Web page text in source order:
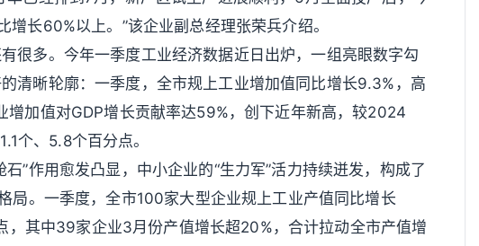
长60%以上。”该企业副总经理张荣兵介绍。
很多。今年一季度工业经济数据近日出炉，一组亮眼数字勾
清晰轮廓：一季度，全市规上工业增加值同比增长9.3%，高
增加值对GDP增长贡献率达59%，创下近年新高，较2024
个、5.8个百分点。
”作用愈发凸显，中小企业的“生力军”活力持续迸发，构成了
局。一季度，全市100家大型企业规上工业产值同比增长
，其中39家企业3月份产值增长超20%，合计拉动全市产值增